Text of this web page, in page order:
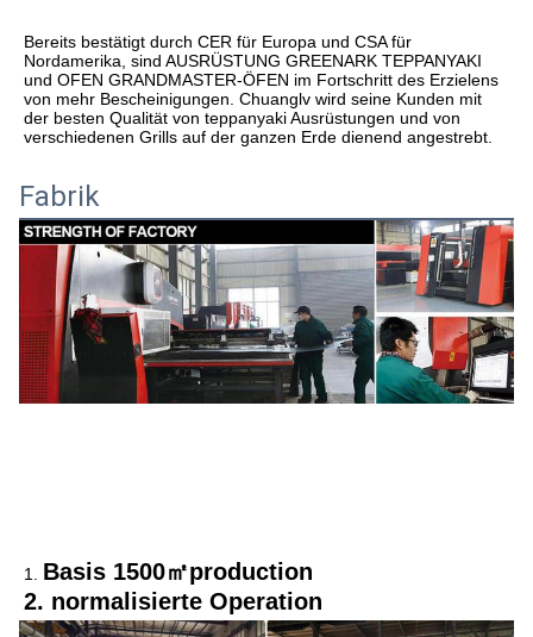
Bereits bestätigt durch CER für Europa und CSA für
Nordamerika, sind AUSRÜSTUNG GREENARK TEPPANYAKI
und OFEN GRANDMASTER-ÖFEN im Fortschritt des Erzielens
von mehr Bescheinigungen. Chuanglv wird seine Kunden mit
der besten Qualität von teppanyaki Ausrüstungen und von
verschiedenen Grills auf der ganzen Erde dienend angestrebt.
Fabrik
1. Basis 1500㎡production
2. normalisierte Operation